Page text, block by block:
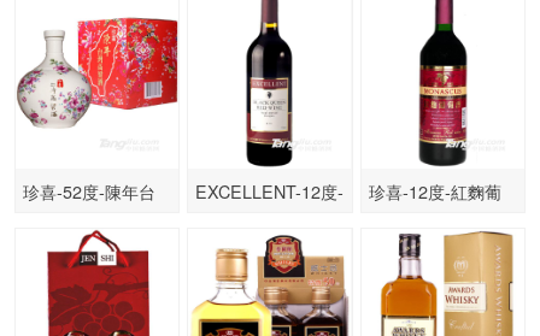
珍喜-52度-陳年台
EXCELLENT-12度-
珍喜-12度-紅麴葡